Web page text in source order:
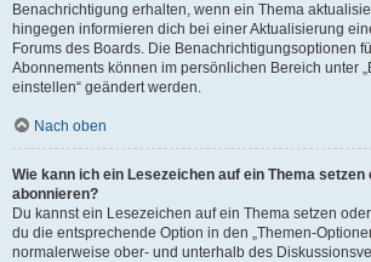
Benachrichtigung erhalten, wenn ein Thema
hingegen informieren dich bei einer Aktualisierung
Forums des Boards. Die Benachrichtigungsoptionen
Abonnements können im persönlichen Bereich unter
einstellen“ geändert werden.
Nach oben
Wie kann ich ein Lesezeichen auf ein Thema setzen
abonnieren?
Du kannst ein Lesezeichen auf ein Thema setzen
du die entsprechende Option in den „Themen-
normalerweise ober- und unterhalb des